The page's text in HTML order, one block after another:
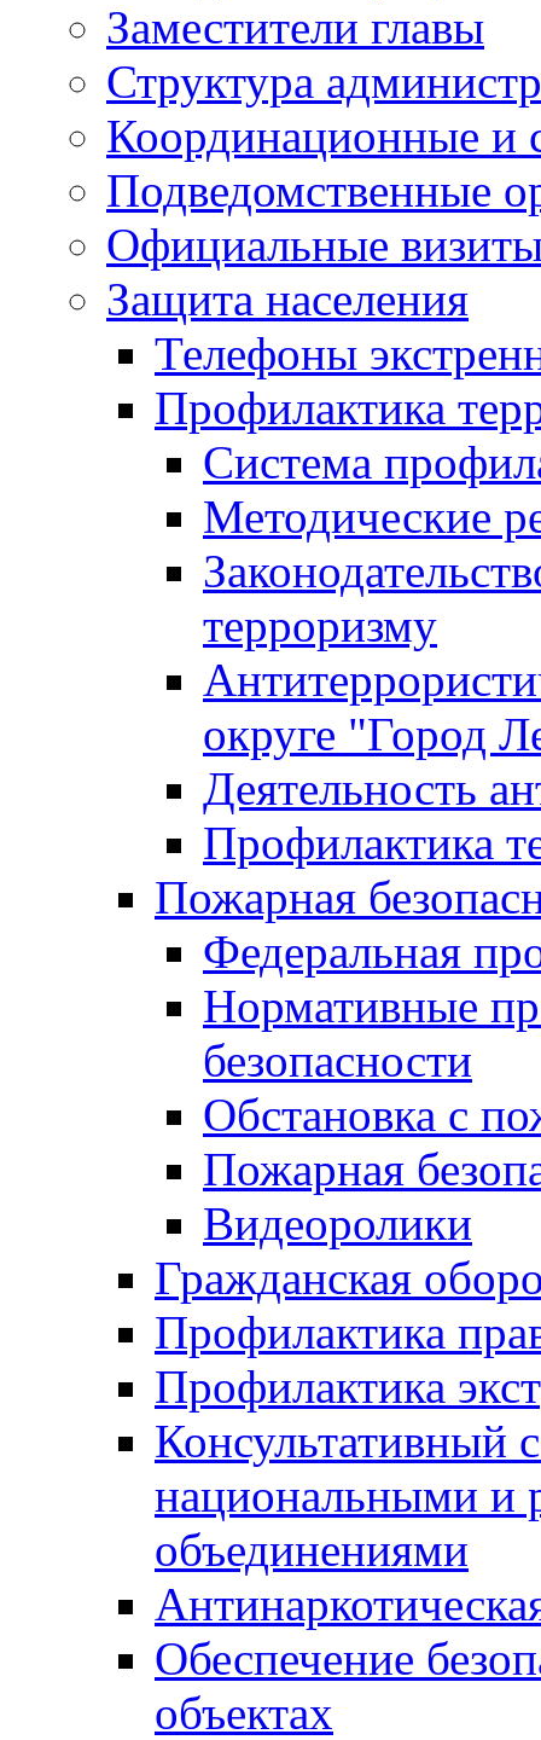
Заместители главы
Структура
Координационные и
Подведомственные
Официальные
Защита населения
Телефоны
Профилактика
Система
Методические
терроризму
округе "Город
Деятельность
Профилактика
Пожарная
Федеральная
Нормативные
безопасности
Обстановка с
Пожарная
Видеоролики
Гражданская
Профилактика
Профилактика
Консультативный
национальными и
объединениями
Обеспечение
объектах